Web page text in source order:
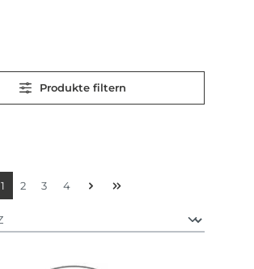
Produkte filtern
Seite
1 Seite
2 Seite
3 Seite
4